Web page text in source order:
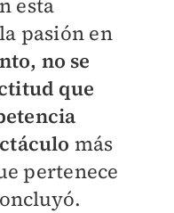
pasión en
no se
que
más
pertenece